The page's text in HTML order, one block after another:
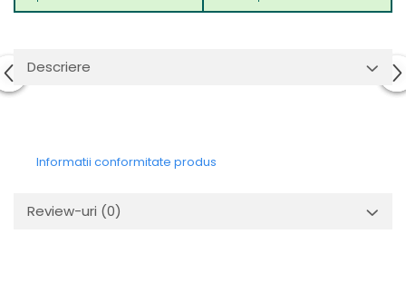
Descriere
Informatii conformitate produs
Review-uri (0)